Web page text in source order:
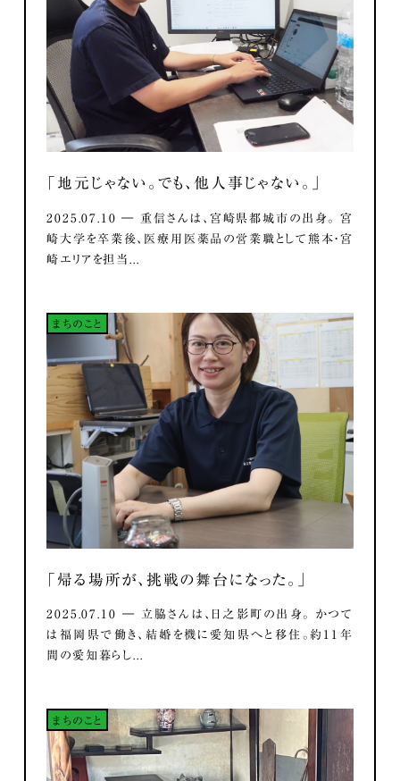
「地元じゃない。でも、他人事じゃない。」
2025.07.10 ― 重信さんは、宮崎県都城市の出身。 宮
崎大学を卒業後、医療用医薬品の営業職として熊本・宮
崎エリアを担当...
まちのこと
「帰る場所が、挑戦の舞台になった。」
2025.07.10 ― 立脇さんは、日之影町の出身。 かつて
は福岡県で働き、結婚を機に愛知県へと移住。約11年
間の愛知暮らし...
まちのこと